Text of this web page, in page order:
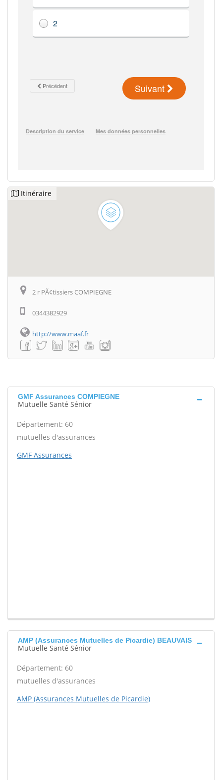
Itinéraire
2 r PÃ¢tissiers COMPIEGNE
0344382929
http://www.maaf.fr
GMF Assurances COMPIEGNE
Mutuelle Santé Sénior
Département: 60
mutuelles d'assurances
GMF Assurances
AMP (Assurances Mutuelles de Picardie) BEAUVAIS
Mutuelle Santé Sénior
Département: 60
mutuelles d'assurances
AMP (Assurances Mutuelles de Picardie)